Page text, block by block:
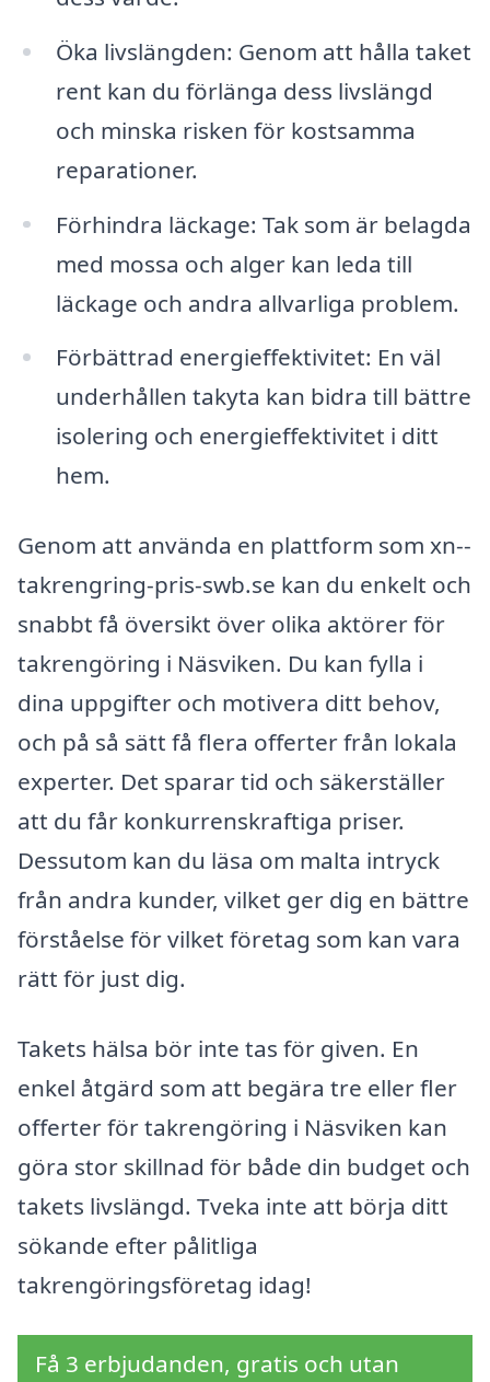
Öka livslängden: Genom att hålla taket
rent kan du förlänga dess livslängd
och minska risken för kostsamma
reparationer.
Förhindra läckage: Tak som är belagda
med mossa och alger kan leda till
läckage och andra allvarliga problem.
Förbättrad energieffektivitet: En väl
underhållen takyta kan bidra till bättre
isolering och energieffektivitet i ditt
hem.
Genom att använda en plattform som xn--
takrengring-pris-swb.se kan du enkelt och
snabbt få översikt över olika aktörer för
takrengöring i Näsviken. Du kan fylla i
dina uppgifter och motivera ditt behov,
och på så sätt få flera offerter från lokala
experter. Det sparar tid och säkerställer
att du får konkurrenskraftiga priser.
Dessutom kan du läsa om malta intryck
från andra kunder, vilket ger dig en bättre
förståelse för vilket företag som kan vara
rätt för just dig.
Takets hälsa bör inte tas för given. En
enkel åtgärd som att begära tre eller fler
offerter för takrengöring i Näsviken kan
göra stor skillnad för både din budget och
takets livslängd. Tveka inte att börja ditt
sökande efter pålitliga
takrengöringsföretag idag!
Få 3 erbjudanden, gratis och utan